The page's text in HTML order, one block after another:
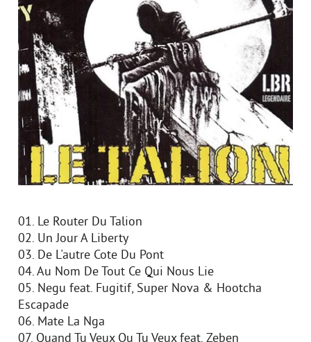
01. Le Router Du Talion
02. Un Jour A Liberty
03. De L'autre Cote Du Pont
04. Au Nom De Tout Ce Qui Nous Lie
05. Negu feat. Fugitif, Super Nova & Hootcha
Escapade
06. Mate La Nga